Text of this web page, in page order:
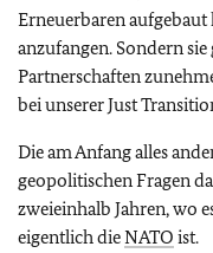
Erneuerbaren
anzufangen. Sondern sie
Partnerschaften
bei unserer Just
Die am Anfang alles
geopolitischen Fragen
zweieinhalb Jahren, wo
eigentlich dieNATO ist.